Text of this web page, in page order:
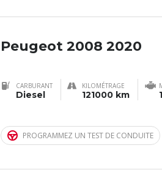
Peugeot 2008 2020
CARBURANT
Diesel
KILOMÉTRAGE
121000 km
PROGRAMMEZ UN TEST DE CONDUITE